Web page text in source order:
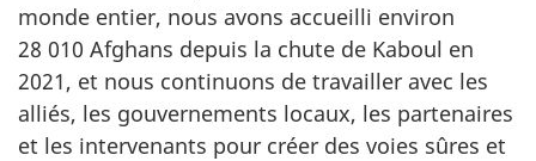
monde entier, nous avons accueilli environ
28 010 Afghans depuis la chute de Kaboul en
2021, et nous continuons de travailler avec les
alliés, les gouvernements locaux, les partenaires
et les intervenants pour créer des voies sûres et